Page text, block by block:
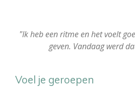
"Ik heb een ritme en het voelt
geven. Vandaag werd
Voel je geroepen